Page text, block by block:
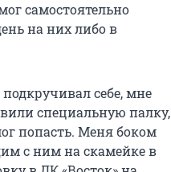
самостоятельно
на них либо в
себе, мне
специальную палку,
попасть. Меня боком
с ним на скамейке в